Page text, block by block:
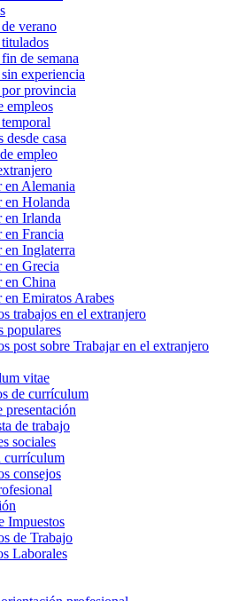
verano
de semana
experiencia
provincia
empleos
desde casa
empleo
en Alemania
en Holanda
en Irlanda
en Francia
en Inglaterra
en Grecia
en China
en Emiratos Arabes
trabajos en el extranjero
populares
post sobre Trabajar en el extranjero
vitae
de currículum
presentación
de trabajo
sociales
currículum
consejos
Impuestos
de Trabajo
Laborales